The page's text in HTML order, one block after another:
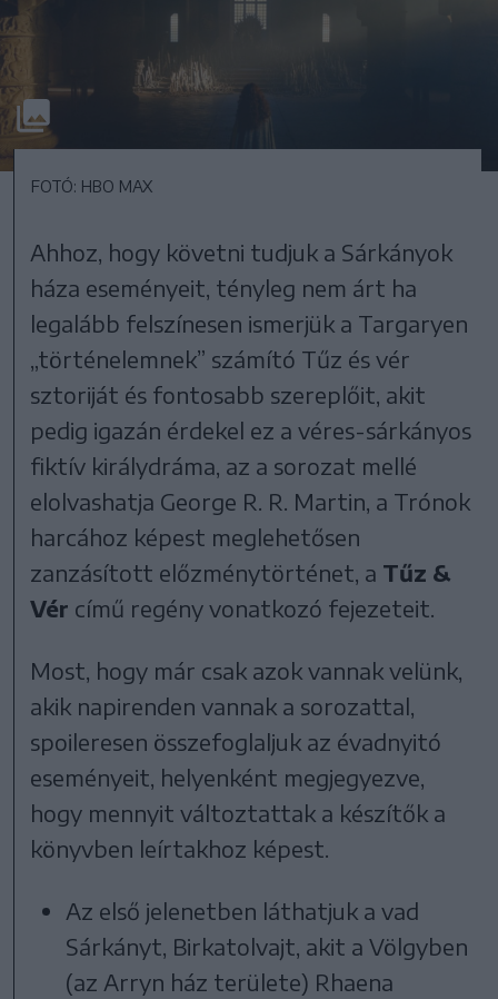
FOTÓ: HBO MAX
Ahhoz, hogy követni tudjuk a Sárkányok
háza eseményeit, tényleg nem árt ha
legalább felszínesen ismerjük a Targaryen
„történelemnek” számító Tűz és vér
sztoriját és fontosabb szereplőit, akit
pedig igazán érdekel ez a véres-sárkányos
fiktív királydráma, az a sorozat mellé
elolvashatja George R. R. Martin, a Trónok
harcához képest meglehetősen
zanzásított előzménytörténet, a Tűz &
Vér című regény vonatkozó fejezeteit.
Most, hogy már csak azok vannak velünk,
akik napirenden vannak a sorozattal,
spoileresen összefoglaljuk az évadnyitó
eseményeit, helyenként megjegyezve,
hogy mennyit változtattak a készítők a
könyvben leírtakhoz képest.
Az első jelenetben láthatjuk a vad
Sárkányt, Birkatolvajt, akit a Völgyben
(az Arryn ház területe) Rhaena